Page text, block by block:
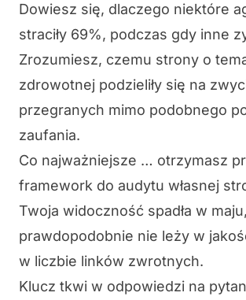
Dowiesz się, dlaczego niektóre
straciły 69%, podczas gdy inne
Zrozumiesz, czemu strony o
zdrowotnej podzieliły się na
przegranych mimo podobnego
zaufania.
Co najważniejsze … otrzymasz
framework do audytu własnej
Twoja widoczność spadła w
prawdopodobnie nie leży w
w liczbie linków zwrotnych.
Klucz tkwi w odpowiedzi na